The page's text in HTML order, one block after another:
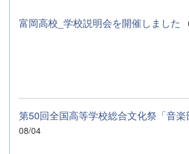
富岡高校_学校説明会を開催しました
第50回全国高等学校総合文化祭「音
08/04